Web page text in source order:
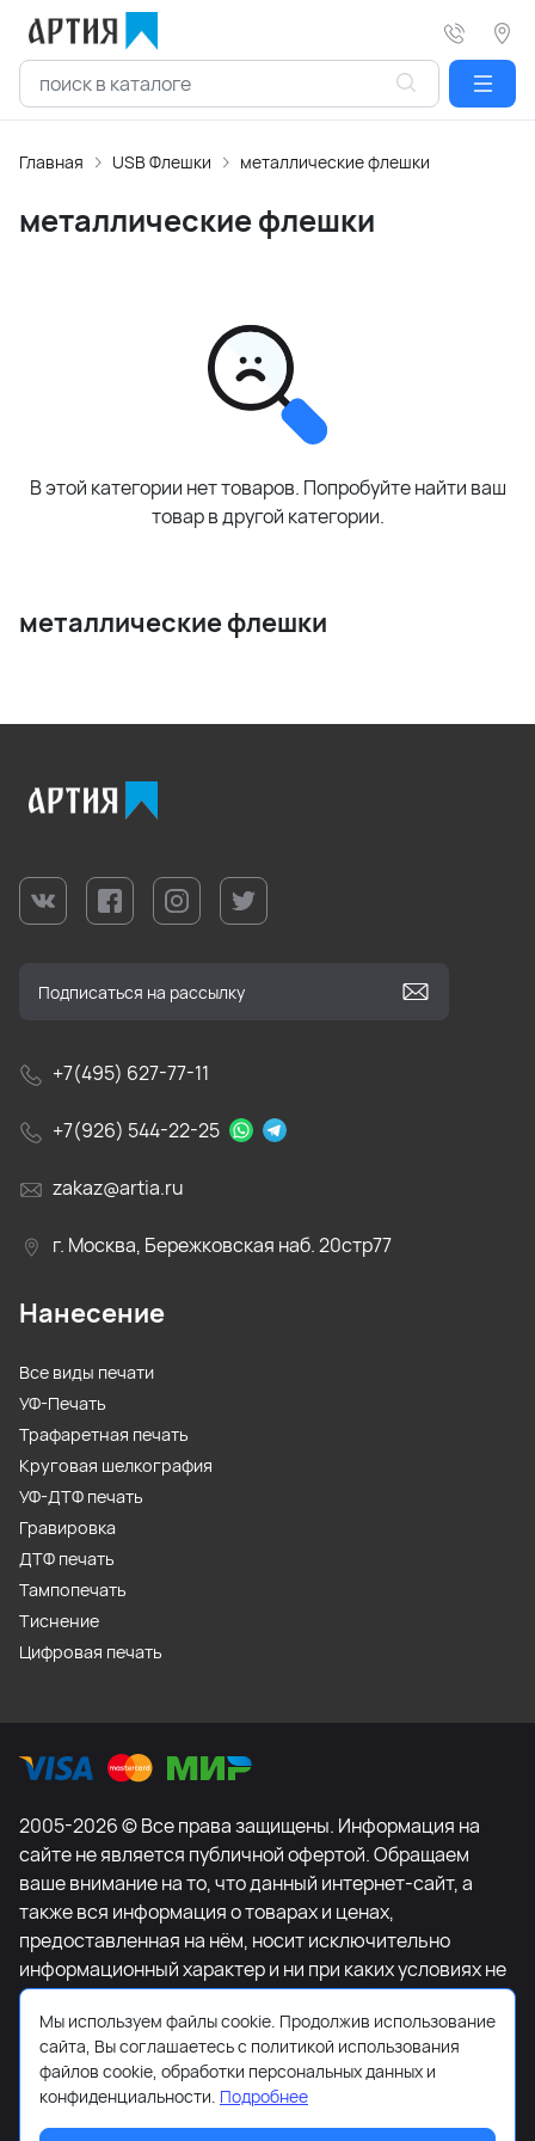
Главная USB Флешки металлические флешки
металлические флешки
В этой категории нет товаров. Попробуйте найти ваш
товар в другой категории.
металлические флешки
+7(495) 627-77-11
+7(926) 544-22-25
zakaz@artia.ru
г. Москва, Бережковская наб. 20стр77
Нанесение
Все виды печати
УФ-Печать
Трафаретная печать
Круговая шелкография
УФ-ДТФ печать
Гравировка
ДТФ печать
Тампопечать
Тиснение
Цифровая печать
2005-2026 © Все права защищены. Информация на
сайте не является публичной офертой. Обращаем
ваше внимание на то, что данный интернет-сайт, а
также вся информация о товарах и ценах,
предоставленная на нём, носит исключительно
информационный характер и ни при каких условиях не
является публичной офертой, определяемой
положениями Статьи 437 Гражданского кодекса
Российской Федерации. Для получения подробной
информации о наличии и стоимости указанных
товаров и (или) услуг, пожалуйста, обращайтесь к
Мы используем файлы cookie. Продолжив использование
сайта, Вы соглашаетесь с политикой использования
файлов cookie, обработки персональных данных и
конфиденциальности. Подробнее